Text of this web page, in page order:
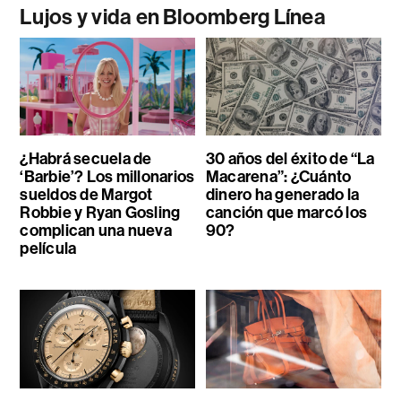
Lujos y vida en Bloomberg Línea
¿Habrá secuela de
‘Barbie’? Los millonarios
sueldos de Margot
Robbie y Ryan Gosling
complican una nueva
película
30 años del éxito de “La
Macarena”: ¿Cuánto
dinero ha generado la
canción que marcó los
90?